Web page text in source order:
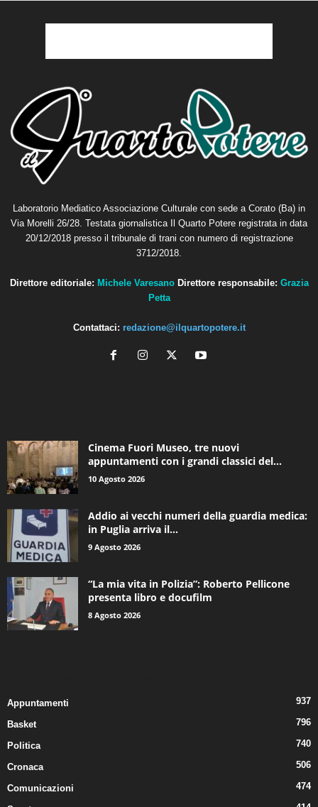
Laboratorio Mediatico Associazione Culturale con sede a Corato (Ba) in
Via Morelli 26/28. Testata giornalistica Il Quarto Potere registrata in data
20/12/2018 presso il tribunale di trani con numero di registrazione
3712/2018.
Direttore editoriale: Michele Varesano Direttore responsabile: Grazia
Petta
Contattaci: redazione@ilquartopotere.it
Cinema Fuori Museo, tre nuovi
appuntamenti con i grandi classici del...
10 Agosto 2026
Addio ai vecchi numeri della guardia medica:
in Puglia arriva il...
9 Agosto 2026
“La mia vita in Polizia”: Roberto Pellicone
presenta libro e docufilm
8 Agosto 2026
Appuntamenti 937
Basket 796
Politica 740
Cronaca 506
Comunicazioni 474